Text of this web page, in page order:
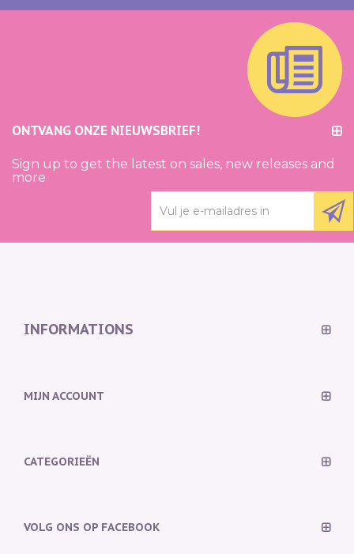
ONTVANG ONZE NIEUWSBRIEF!
Sign up to get the latest on sales, new releases and
more
INFORMATIONS
MIJN ACCOUNT
CATEGORIEËN
VOLG ONS OP FACEBOOK